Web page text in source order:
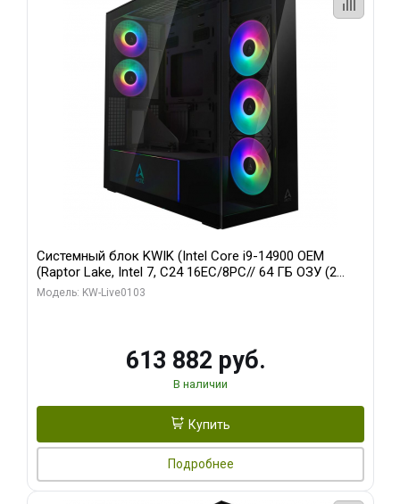
Системный блок KWIK (Intel Core i9-14900 OEM
(Raptor Lake, Intel 7, C24 16EC/8PC// 64 ГБ ОЗУ (2
модуля)/ Afox RTX4090 24GB GDDR6X 384-Bit 3xDP
Модель: KW-Live0103
613 882 руб.
В наличии
Купить
Подробнее